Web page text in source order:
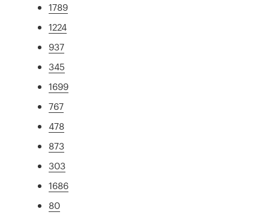
1789
1224
937
345
1699
767
478
873
303
1686
80